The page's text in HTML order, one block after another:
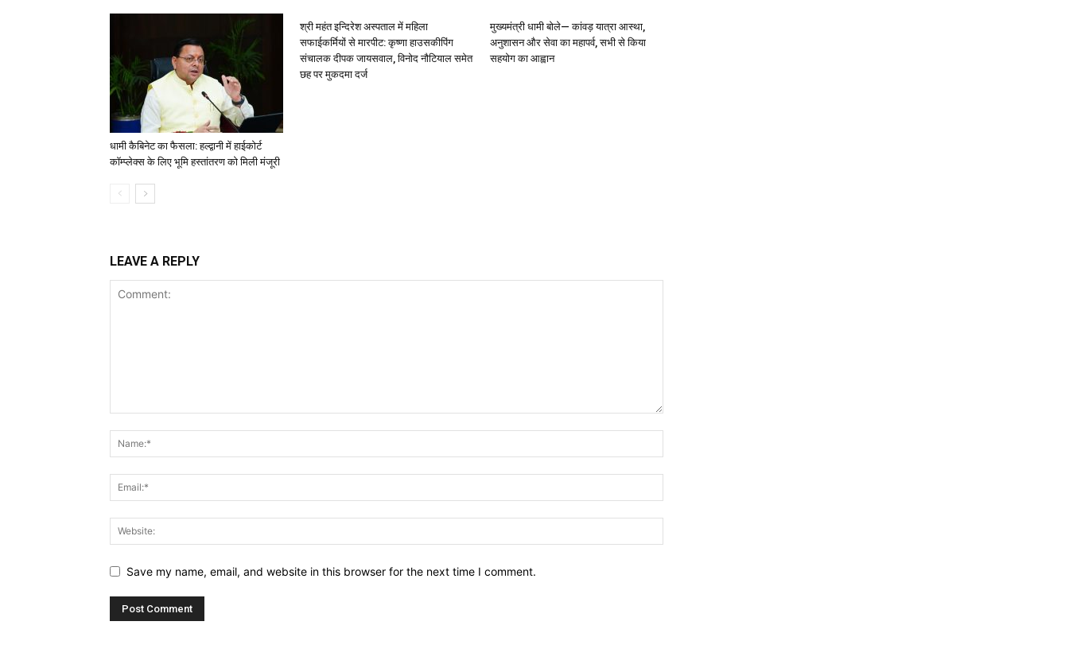
धामी कैबिनेट का फैसला: हल्द्वानी में हाईकोर्ट
कॉम्प्लेक्स के लिए भूमि हस्तांतरण को मिली मंजूरी
श्री महंत इन्दिरेश अस्पताल में महिला
सफाईकर्मियों से मारपीट: कृष्णा हाउसकीपिंग
संचालक दीपक जायसवाल, विनोद नौटियाल समेत
छह पर मुकदमा दर्ज
मुख्यमंत्री धामी बोले— कांवड़ यात्रा आस्था,
अनुशासन और सेवा का महापर्व, सभी से किया
सहयोग का आह्वान
LEAVE A REPLY
Save my name, email, and website in this browser for the next time I comment.